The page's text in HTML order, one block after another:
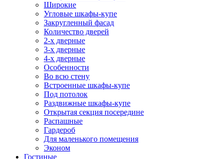
Широкие
Угловые шкафы-купе
Закругленный фасад
Количество дверей
2-х дверные
3-х дверные
4-х дверные
Особенности
Во всю стену
Встроенные шкафы-купе
Под потолок
Раздвижные шкафы-купе
Открытая секция посередине
Распашные
Гардероб
Для маленького помещения
Эконом
Гостиные